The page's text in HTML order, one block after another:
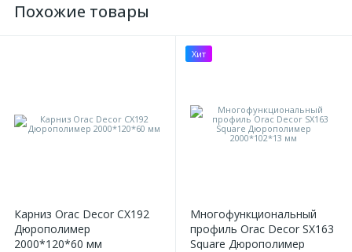
Похожие товары
Карниз Orac Decor CX192
Дюрополимер
2000*120*60 мм
Хит
Многофункциональный
профиль Orac Decor SX163
Square Дюрополимер